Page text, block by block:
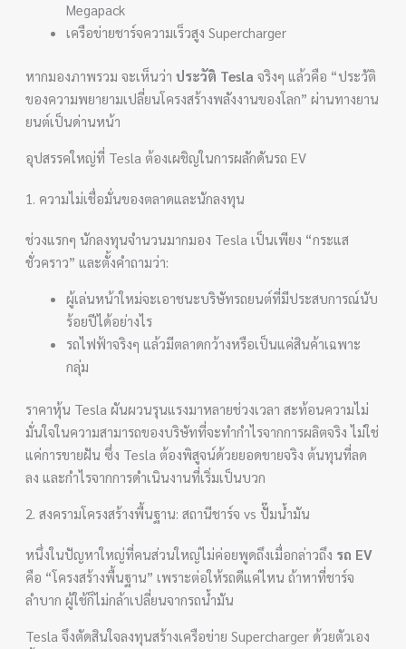
Megapack
เครือข่ายชาร์จความเร็วสูง Supercharger
หากมองภาพรวม จะเห็นว่าประวัติ Tesla จริงๆ แล้วคือ “ประวัติ
ของความพยายามเปลี่ยนโครงสร้างพลังงานของโลก” ผ่านทางยาน
ยนต์เป็นด่านหน้า
อุปสรรคใหญ่ที่ Tesla ต้องเผชิญในการผลักดันรถ EV
1. ความไม่เชื่อมั่นของตลาดและนักลงทุน
ช่วงแรกๆ นักลงทุนจำนวนมากมอง Tesla เป็นเพียง “กระแส
ชั่วคราว” และตั้งคำถามว่า:
ผู้เล่นหน้าใหม่จะเอาชนะบริษัทรถยนต์ที่มีประสบการณ์นับ
ร้อยปีได้อย่างไร
รถไฟฟ้าจริงๆ แล้วมีตลาดกว้างหรือเป็นแค่สินค้าเฉพาะ
กลุ่ม
ราคาหุ้น Tesla ผันผวนรุนแรงมาหลายช่วงเวลา สะท้อนความไม่
มั่นใจในความสามารถของบริษัทที่จะทำกำไรจากการผลิตจริง ไม่ใช่
แค่การขายฝัน ซึ่ง Tesla ต้องพิสูจน์ด้วยยอดขายจริง ต้นทุนที่ลด
ลง และกำไรจากการดำเนินงานที่เริ่มเป็นบวก
2. สงครามโครงสร้างพื้นฐาน: สถานีชาร์จ vs ปั๊มน้ำมัน
หนึ่งในปัญหาใหญ่ที่คนส่วนใหญ่ไม่ค่อยพูดถึงเมื่อกล่าวถึง รถ EV
คือ “โครงสร้างพื้นฐาน” เพราะต่อให้รถดีแค่ไหน ถ้าหาที่ชาร์จ
ลำบาก ผู้ใช้ก็ไม่กล้าเปลี่ยนจากรถน้ำมัน
Tesla จึงตัดสินใจลงทุนสร้างเครือข่าย Supercharger ด้วยตัวเอง